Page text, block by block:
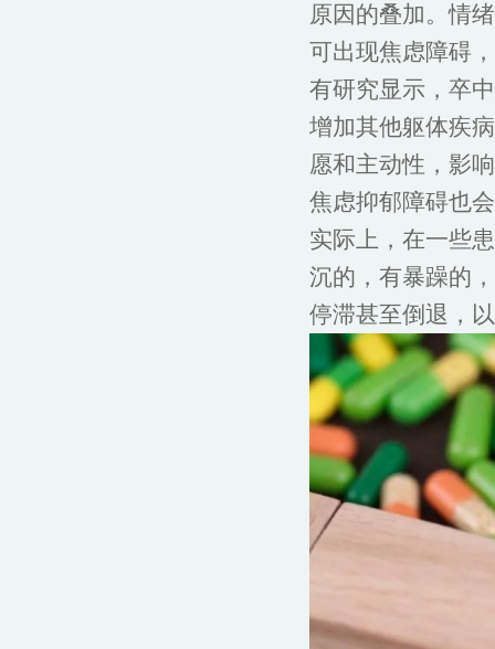
原因的叠加。情
可出现焦虑障碍
有研究显示，卒
增加其他躯体疾
愿和主动性，影
焦虑抑郁障碍也
实际上，在一些
沉的，有暴躁的
停滞甚至倒退，